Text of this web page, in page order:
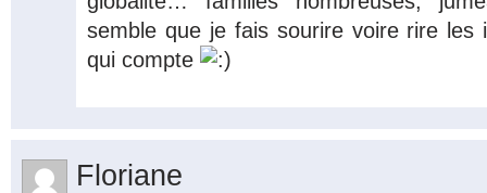
semble que je fais sourire voire rire les
qui compte
Floriane